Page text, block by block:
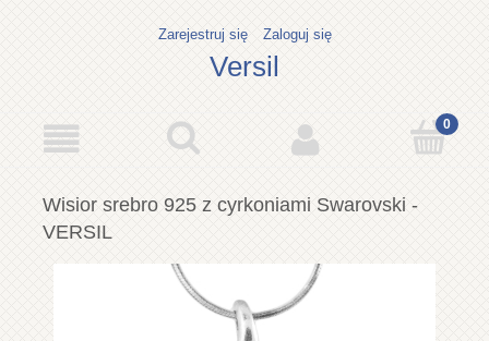
Zarejestruj się Zaloguj się
Versil
Wisior srebro 925 z cyrkoniami Swarovski -
VERSIL